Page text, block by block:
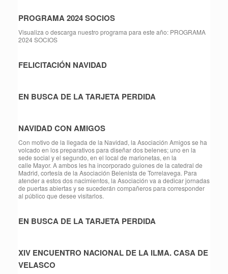
PROGRAMA 2024 SOCIOS
Visualiza o descarga nuestro programa para este año: PROGRAMA
2024 SOCIOS
FELICITACIÓN NAVIDAD
EN BUSCA DE LA TARJETA PERDIDA
NAVIDAD CON AMIGOS
Con motivo de la llegada de la Navidad, la Asociación Amigos se ha
volcado en los preparativos para diseñar dos belenes; uno en la
sede social y el segundo, en el local de marionetas, en la
calle Mayor. A ambos les ha incorporado guiones de la catedral de
Madrid, cortesía de la Asociación Belenista de Torrelavega. Para
atender a estos dos nacimientos, la Asociación va a dedicar jornadas
de puertas abiertas y se sucederán compañeros para corresponder
al público que desee visitarlos.
EN BUSCA DE LA TARJETA PERDIDA
XIV ENCUENTRO NACIONAL DE LA ILMA. CASA DE
VELASCO